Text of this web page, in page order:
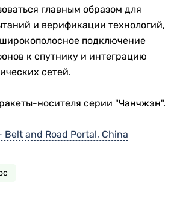
главным образом для
и верификации технологий,
подключение
к спутнику и интеграцию
сетей.
носителя серии "Чанчжэн".
Belt and Road Portal, China